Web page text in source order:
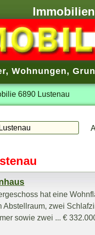
, Wohnungen,
6890 Lustenau
hat eine
zwei
sowie zwei ... €